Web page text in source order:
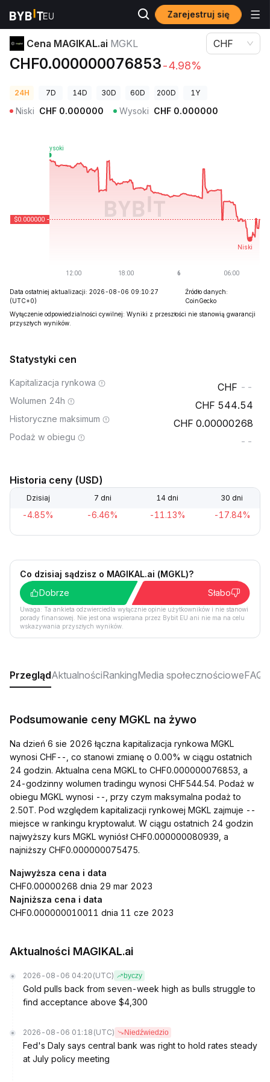
Zarejestruj się
Ceny kryptowalut Cena MAGIKAL.ai MGKL
Cena MAGIKAL.ai MGKL
CHF0.000000076853-4.98%
CHF
24H 7D 14D 30D 60D 200D 1Y
Niski CHF 0.000000 Wysoki CHF 0.000000
Data ostatniej aktualizacji: 2026-08-06 09:10:27
(UTC+0)
Źródło danych:
CoinGecko
Wyłączenie odpowiedzialności cywilnej: Wyniki z przeszłości nie stanowią gwarancji
przyszłych wyników.
Statystyki cen
Kapitalizacja rynkowa --
Wolumen 24h 544.54
Historyczne maksimum 0.00000268
Podaż w obiegu --
Historia ceny (USD)
Dzisiaj 7 dni 14 dni 30 dni
-4.85% -6.46% -11.13% -17.84%
Co dzisiaj sądzisz o MAGIKAL.ai (MGKL)?
Dobrze
Słabo
Uwaga: Ta ankieta odzwierciedla wyłącznie opinie użytkowników i nie stanowi
porady finansowej. Nie jest ona wspierana przez Bybit EU ani nie ma na celu
wskazywania przyszłych wyników.
PrzeglądAktualnościRankingMedia społecznościoweFAQ
Podsumowanie ceny MGKL na żywo
Na dzień 6 sie 2026 łączna kapitalizacja rynkowa MGKL
wynosi CHF--, co stanowi zmianę o 0.00% w ciągu ostatnich
24 godzin. Aktualna cena MGKL to CHF0.000000076853, a
24-godzinny wolumen tradingu wynosi CHF544.54. Podaż w
obiegu MGKL wynosi --, przy czym maksymalna podaż to
2.50T. Pod względem kapitalizacji rynkowej MGKL zajmuje --
miejsce w rankingu kryptowalut. W ciągu ostatnich 24 godzin
najwyższy kurs MGKL wyniósł CHF0.000000080939, a
najniższy CHF0.000000075475.
Najwyższa cena i data
CHF0.00000268 dnia 29 mar 2023
Najniższa cena i data
CHF0.000000010011 dnia 11 cze 2023
Aktualności MAGIKAL.ai
2026-08-06 04:20 (UTC) byczy
Gold pulls back from seven-week high as bulls struggle to
find acceptance above $4,300
2026-08-06 01:18 (UTC) Niedźwiedzio
Fed's Daly says central bank was right to hold rates steady
at July policy meeting